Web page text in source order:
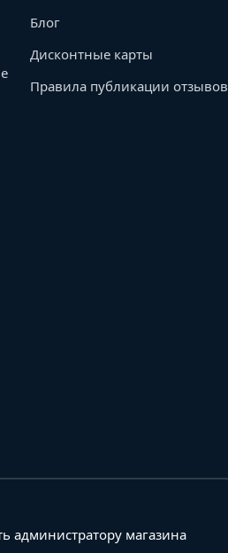
Блог
Дисконтные карты
Правила публикации отзывов
администратору магазина